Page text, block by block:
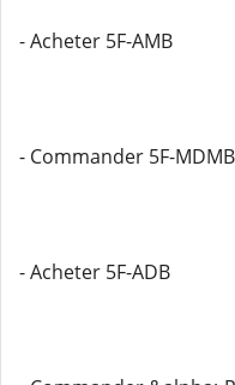
- Acheter 5F-AMB
- Commander 5F-
- Acheter 5F-ADB